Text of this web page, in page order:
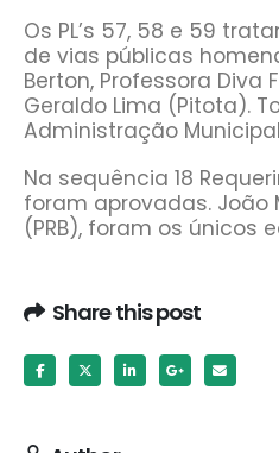
Os PL’s 57, 58 e 59
de vias públicas
Berton, Professora Diva
Geraldo Lima (Pitota).
Administração
Na sequência 18
foram aprovadas. João
(PRB), foram os únicos
Share this post